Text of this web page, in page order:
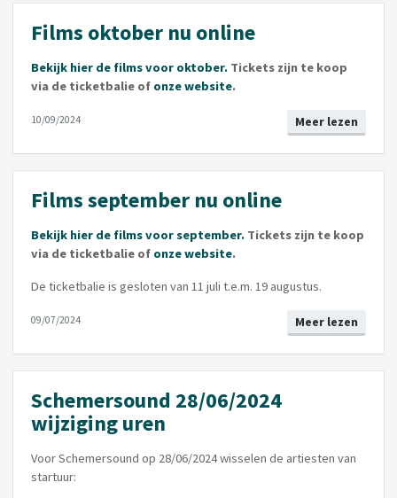
Films oktober nu online
Bekijk hier de films voor oktober. Tickets zijn te koop
via de ticketbalie of onze website.
Meer lezen
10/09/2024
Films september nu online
Bekijk hier de films voor september. Tickets zijn te koop
via de ticketbalie of onze website.
De ticketbalie is gesloten van 11 juli t.e.m. 19 augustus.
Meer lezen
09/07/2024
Schemersound 28/06/2024
wijziging uren
Voor Schemersound op 28/06/2024 wisselen de artiesten van
startuur: